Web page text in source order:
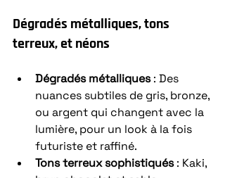
Dégradés métalliques, tons
terreux, et néons
Dégradés métalliques : Des
nuances subtiles de gris, bronze,
ou argent qui changent avec la
lumière, pour un look à la fois
futuriste et raffiné.
Tons terreux sophistiqués : Kaki,